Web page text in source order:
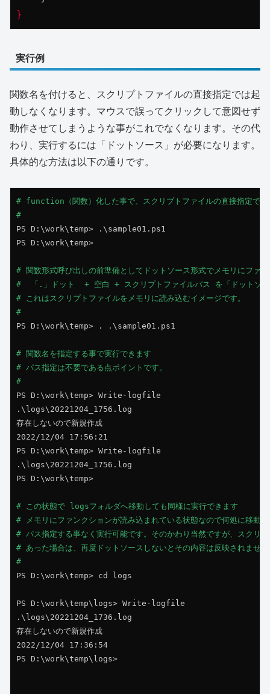
}
実行例
関数名を付けると、スクリプトファイルの直接指定では起
動しなくなります。マウスで誤ってクリックして意図せず
動作させてしまうような事がこれでなくなります。その代
わり、実行するには「ドットソース」が必要になります。
具体的な方法は以下の通りです。
# function（関数）化した事で、スクリプトファイルの直接指定では
#
PS D:\work\temp> .\sample01.ps1
PS D:\work\temp>
# 関数形式呼び出しの前準備としてドットソース形式でメモリにファ
#  「.」ドット  + 空白 + スクリプトファイルパス を「ドットソー
# これはスクリプトファイルをメモリに読み込むイメージです。
#
PS D:\work\temp> . .\sample01.ps1
# 関数名を指定する事で実行できます
# パス指定は不要である点ポイントです。
PS D:\work\temp> Write-logfile
.\logs\20221204_1756.log
存在しないので新規作成
2022/12/04 17:56:21
PS D:\work\temp> Write-logfile
.\logs\20221204_1756.log
PS D:\work\temp>
# この状態で logsフォルダへ移動しても同様に実行できます
#
メモリにファンクションが読み込まれている状態なので何処に移動
# パス指定する事なく実行可能です。そのかわり当然ですが、スクリ
# あった場合は、再度ドットソースしないとその内容は反映されませ
#
PS D:\work\temp> cd logs
PS D:\work\temp\logs> Write-logfile
.\logs\20221204_1736.log
存在しないので新規作成
2022/12/04 17:36:54
PS D:\work\temp\logs>